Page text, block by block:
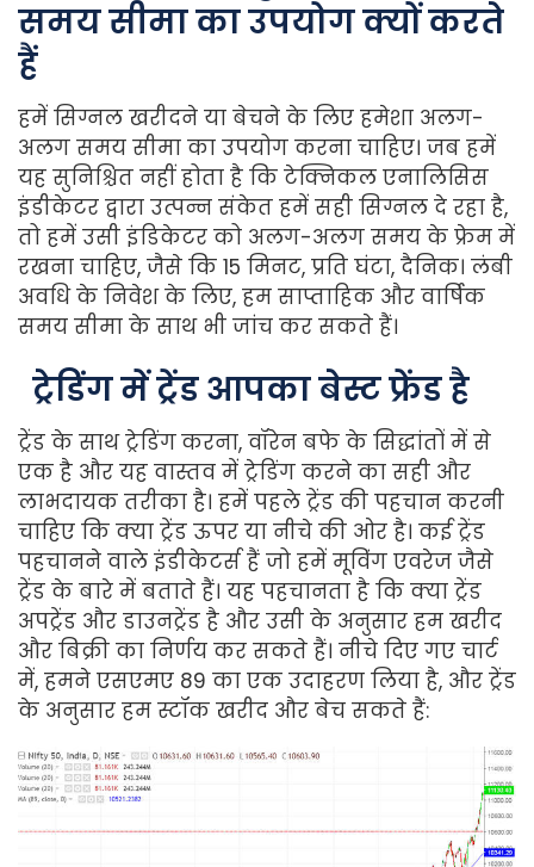
समयसीमाकाउपयोगक्योंकरते
हैं
हमें सिग्नल खरीदने या बेचने के लिए हमेशा अलग-
अलग समय सीमा का उपयोग करना चाहिए। जब हमें
यह सुनिश्चित नहीं होता है कि टेक्निकल एनालिसिस
इंडीकेटर द्वारा उत्पन्न संकेत हमें सही सिग्नल दे रहा है,
तो हमें उसी इंडिकेटर को अलग-अलग समय के फ्रेम में
रखना चाहिए, जैसे कि 15 मिनट, प्रति घंटा, दैनिक। लंबी
अवधि के निवेश के लिए, हम साप्ताहिक और वार्षिक
समय सीमा के साथ भी जांच कर सकते हैं।
ट्रेडिंगमेंट्रेंडआपकाबेस्टफ्रेंडहै
ट्रेंड के साथ ट्रेडिंगकरना, वॉरेन बफे के सिद्धांतों में से
एक है और यह वास्तव में ट्रेडिंग करने का सही और
लाभदायक तरीका है। हमें पहले ट्रेंड की पहचान करनी
चाहिए कि क्या ट्रेंड ऊपर या नीचे की ओर है। कई ट्रेंड
पहचानने वाले इंडीकेटर्स हैं जो हमें मूविंग एवरेज जैसे
ट्रेंड के बारे में बताते हैं। यह पहचानता है कि क्या ट्रेंड
अपट्रेंड और डाउनट्रेंड है और उसी के अनुसार हम खरीद
और बिक्री का निर्णय कर सकते हैं। नीचे दिए गए चार्ट
में, हमने एसएमए 89 का एक उदाहरण लिया है, और ट्रेंड
के अनुसार हम स्टॉक खरीद और बेच सकते हैं: